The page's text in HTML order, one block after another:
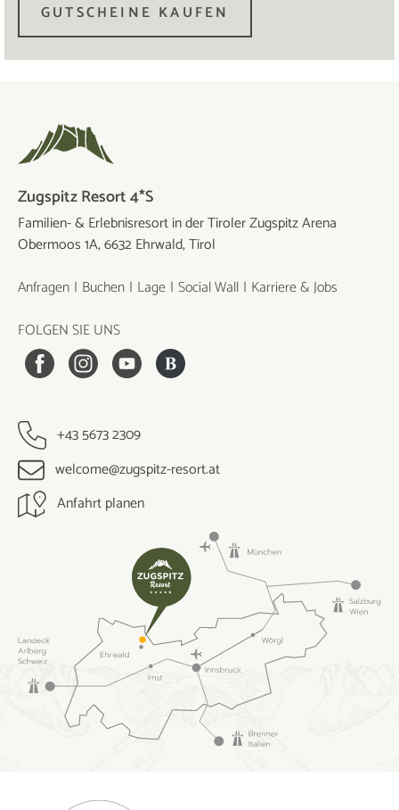
GUTSCHEINE KAUFEN
Zugspitz Resort 4*S
Familien- & Erlebnisresort in der Tiroler Zugspitz Arena
Obermoos 1A, 6632 Ehrwald, Tirol
Anfragen Buchen Lage Social Wall Karriere & Jobs
FOLGEN SIE UNS
+43 5673 2309
welcome@zugspitz-resort.at
Anfahrt planen